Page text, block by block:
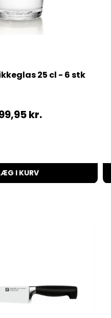
25 cl - 6 stk
kr.
I KURV